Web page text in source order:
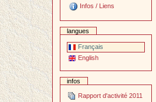
Infos / Liens
langues
Français
English
infos
Rapport d'activité 2011